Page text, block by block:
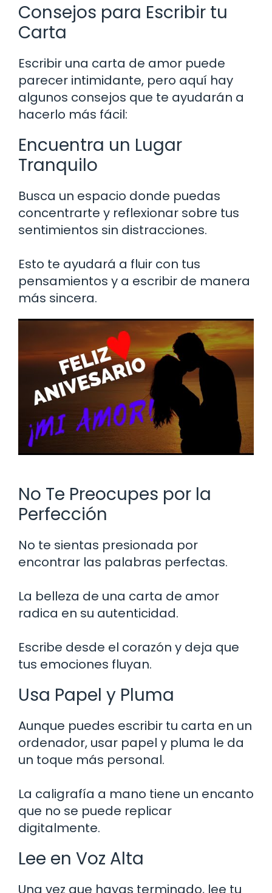
Consejos para Escribir tu
Carta
Escribir una carta de amor puede
parecer intimidante, pero aquí hay
algunos consejos que te ayudarán a
hacerlo más fácil:
Encuentra un Lugar
Tranquilo
Busca un espacio donde puedas
concentrarte y reflexionar sobre tus
sentimientos sin distracciones.
Esto te ayudará a fluir con tus
pensamientos y a escribir de manera
más sincera.
No Te Preocupes por la
Perfección
No te sientas presionada por
encontrar las palabras perfectas.
La belleza de una carta de amor
radica en su autenticidad.
Escribe desde el corazón y deja que
tus emociones fluyan.
Usa Papel y Pluma
Aunque puedes escribir tu carta en un
ordenador, usar papel y pluma le da
un toque más personal.
La caligrafía a mano tiene un encanto
que no se puede replicar
digitalmente.
Lee en Voz Alta
Una vez que hayas terminado, lee tu